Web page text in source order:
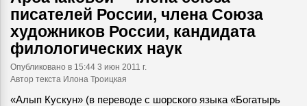
писателей России, члена Союза
художников России, кандидата
филологических наук
Опубликовано в 15:44 3 июн 2011 г.
Автор текста Илона Троицкая
«Алып Кускун» (в переводе с шорского языка «Богатырь